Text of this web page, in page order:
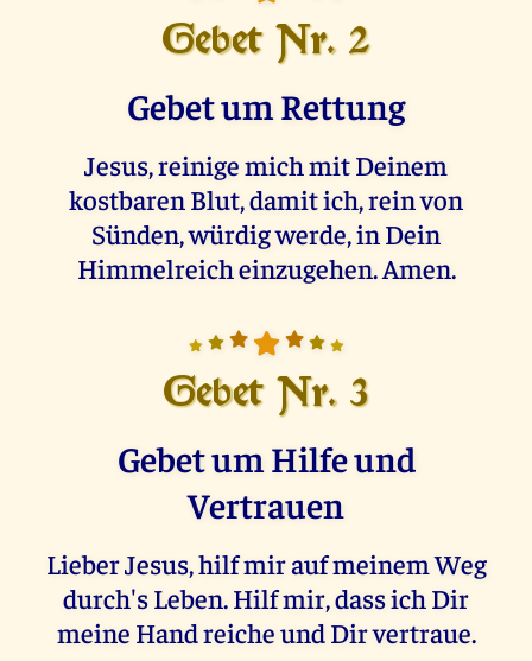
Gebet Nr. 2
Gebet um Rettung
Jesus, reinige mich mit Deinem
kostbaren Blut, damit ich, rein von
Sünden, würdig werde, in Dein
Himmelreich einzugehen. Amen.
Gebet Nr. 3
Gebet um Hilfe und
Vertrauen
Lieber Jesus, hilf mir auf meinem Weg
durch's Leben. Hilf mir, dass ich Dir
meine Hand reiche und Dir vertraue.